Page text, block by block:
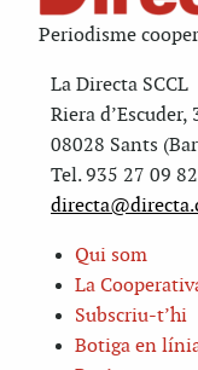
Periodisme
La Directa SCCL
Riera
08028 Sants
Tel. 935 27 09
Qui som
La
Subscriu-t’hi
Botiga en